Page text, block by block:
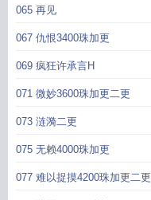
065 再见
067 仇恨3400珠加更
069 疯狂许承言H
071 微妙3600珠加更二更
073 涟漪二更
075 无赖4000珠加更
077 难以捉摸4200珠加更二更